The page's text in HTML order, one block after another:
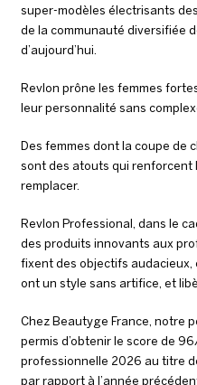
super-modèles électrisants
de la communauté diversifiée
d’aujourd’hui.
Revlon prône les femmes
leur personnalité sans
Des femmes dont la coupe de
sont des atouts qui renforcent
remplacer.
Revlon Professional, dans le
des produits innovants aux
fixent des objectifs audacieux,
ont un style sans artifice, et
Chez Beautyge France, notre
permis d’obtenir le score de
professionnelle 2026 au titre
par rapport à l’année